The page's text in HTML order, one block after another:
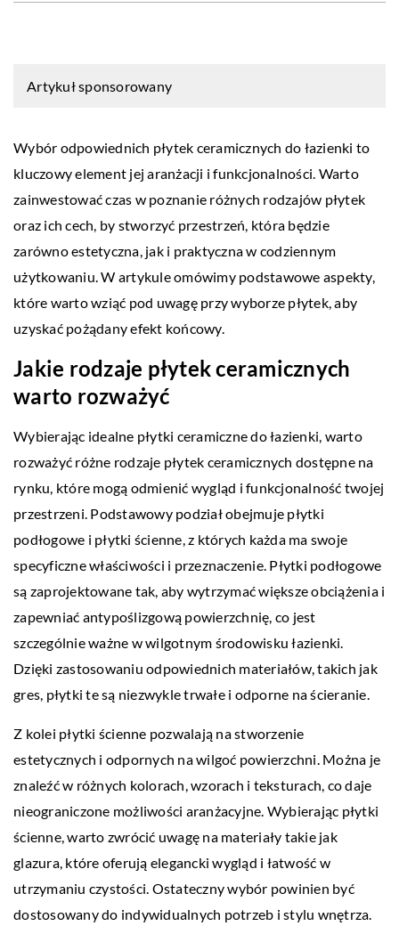
Artykuł sponsorowany
Wybór odpowiednich płytek ceramicznych do łazienki to
kluczowy element jej aranżacji i funkcjonalności. Warto
zainwestować czas w poznanie różnych rodzajów płytek
oraz ich cech, by stworzyć przestrzeń, która będzie
zarówno estetyczna, jak i praktyczna w codziennym
użytkowaniu. W artykule omówimy podstawowe aspekty,
które warto wziąć pod uwagę przy wyborze płytek, aby
uzyskać pożądany efekt końcowy.
Jakie rodzaje płytek ceramicznych
warto rozważyć
Wybierając idealne płytki ceramiczne do łazienki, warto
rozważyć różne rodzaje płytek ceramicznych dostępne na
rynku, które mogą odmienić wygląd i funkcjonalność twojej
przestrzeni. Podstawowy podział obejmuje płytki
podłogowe i płytki ścienne, z których każda ma swoje
specyficzne właściwości i przeznaczenie. Płytki podłogowe
są zaprojektowane tak, aby wytrzymać większe obciążenia i
zapewniać antypoślizgową powierzchnię, co jest
szczególnie ważne w wilgotnym środowisku łazienki.
Dzięki zastosowaniu odpowiednich materiałów, takich jak
gres, płytki te są niezwykle trwałe i odporne na ścieranie.
Z kolei płytki ścienne pozwalają na stworzenie
estetycznych i odpornych na wilgoć powierzchni. Można je
znaleźć w różnych kolorach, wzorach i teksturach, co daje
nieograniczone możliwości aranżacyjne. Wybierając płytki
ścienne, warto zwrócić uwagę na materiały takie jak
glazura, które oferują elegancki wygląd i łatwość w
utrzymaniu czystości. Ostateczny wybór powinien być
dostosowany do indywidualnych potrzeb i stylu wnętrza.